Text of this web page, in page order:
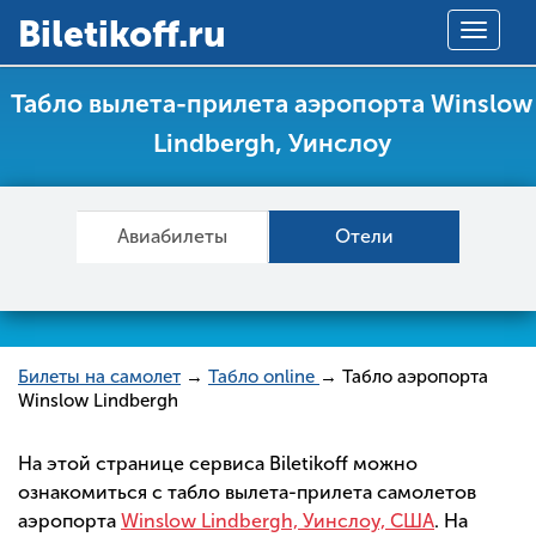
Toggle
Вiletikoff.ru
Табло вылета-прилета аэропорта Winslow
Lindbergh, Уинслоу
Авиабилеты Отели
Билеты на самолет → Табло online → Табло аэропорта
Winslow Lindbergh
На этой странице сервиса Biletikoff можно
ознакомиться с табло вылета-прилета самолетов
аэропорта Winslow Lindbergh, Уинслоу, США. На